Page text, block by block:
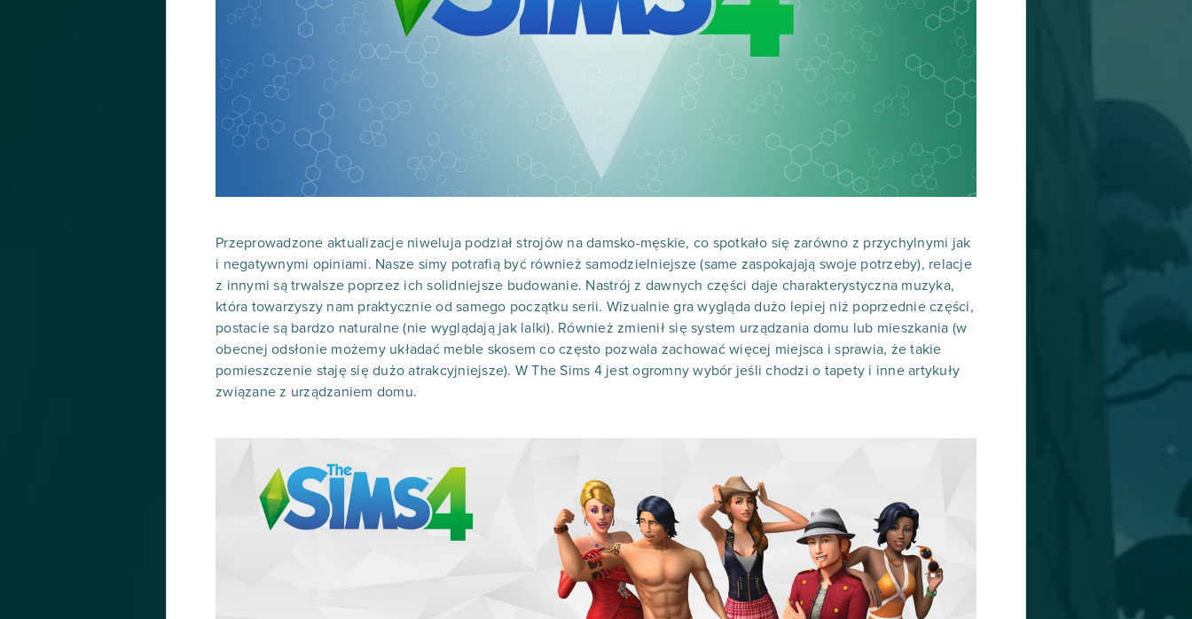
Przeprowadzone aktualizacje niweluja podział strojów na damsko-męskie, co spotkało się zarówno z przychylnymi jak
i negatywnymi opiniami. Nasze simy potrafią być również samodzielniejsze (same zaspokajają swoje potrzeby), relacje
z innymi są trwalsze poprzez ich solidniejsze budowanie. Nastrój z dawnych części daje charakterystyczna muzyka,
która towarzyszy nam praktycznie od samego początku serii. Wizualnie gra wygląda dużo lepiej niż poprzednie części,
postacie są bardzo naturalne (nie wyglądają jak lalki). Również zmienił się system urządzania domu lub mieszkania (w
obecnej odsłonie możemy układać meble skosem co często pozwala zachować więcej miejsca i sprawia, że takie
pomieszczenie staję się dużo atrakcyjniejsze). W The Sims 4 jest ogromny wybór jeśli chodzi o tapety i inne artykuły
związane z urządzaniem domu.